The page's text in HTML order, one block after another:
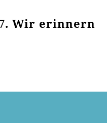
Wir erinnern